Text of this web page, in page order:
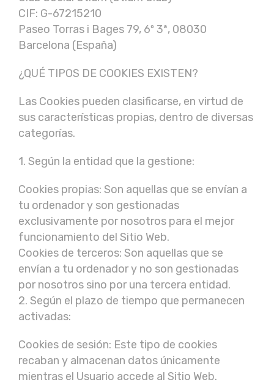
CIF: G-67215210
Paseo Torras i Bages 79, 6º 3ª, 08030
Barcelona (España)
¿QUÉ TIPOS DE COOKIES EXISTEN?
Las Cookies pueden clasificarse, en virtud de
sus características propias, dentro de diversas
categorías.
1. Según la entidad que la gestione:
Cookies propias: Son aquellas que se envían a
tu ordenador y son gestionadas
exclusivamente por nosotros para el mejor
funcionamiento del Sitio Web.
Cookies de terceros: Son aquellas que se
envían a tu ordenador y no son gestionadas
por nosotros sino por una tercera entidad.
2. Según el plazo de tiempo que permanecen
activadas:
Cookies de sesión: Este tipo de cookies
recaban y almacenan datos únicamente
mientras el Usuario accede al Sitio Web.